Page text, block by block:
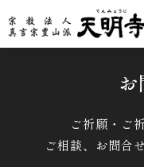
記事が見
ご祈願・ご
ご相談、お問合